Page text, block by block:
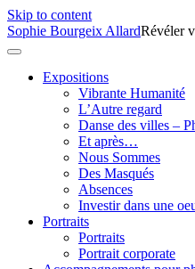
Skip to content
Sophie Bourgeix AllardRévéler
Expositions
Vibrante Humanité
L’Autre regard
Danse des villes –
Et après…
Nous Sommes
Des Masqués
Absences
Investir dans une
Portraits
Portraits
Portrait corporate